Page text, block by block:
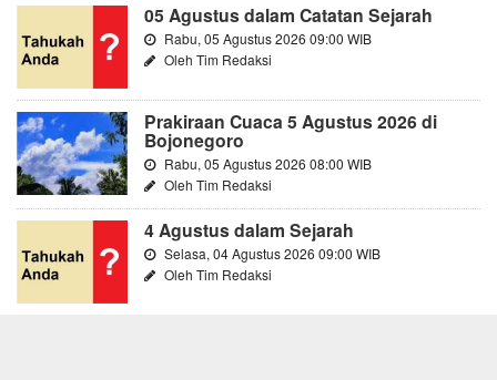
05 Agustus dalam Catatan Sejarah
Rabu, 05 Agustus 2026 09:00 WIB
Oleh Tim Redaksi
Prakiraan Cuaca 5 Agustus 2026 di
Bojonegoro
Rabu, 05 Agustus 2026 08:00 WIB
Oleh Tim Redaksi
4 Agustus dalam Sejarah
Selasa, 04 Agustus 2026 09:00 WIB
Oleh Tim Redaksi